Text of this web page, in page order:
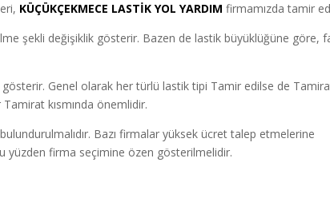
KÜÇÜKÇEKMECE LASTİK YOL YARDIMfirmamızda tamir
şekli değişiklik gösterir. Bazen de lastik büyüklüğüne göre,
Genel olarak her türlü lastik tipi Tamir edilse de
Tamirat kısmında önemlidir.
Bazı firmalar yüksek ücret talep etmelerine
yüzden firma seçimine özen gösterilmelidir.